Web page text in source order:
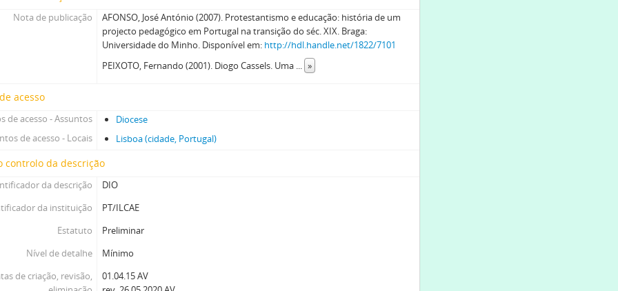
Nota de publicação
AFONSO, José António (2007). Protestantismo e educação: história de um
projecto pedagógico em Portugal na transição do séc. XIX. Braga:
Universidade do Minho. Disponível em: http://hdl.handle.net/1822/7101
PEIXOTO, Fernando (2001). Diogo Cassels. Uma ... »
acesso
de acesso - Assuntos
Diocese
de acesso - Locais
Lisboa (cidade, Portugal)
controlo da descrição
da descrição
DIO
da instituição
PT/ILCAE
Estatuto
Preliminar
Nível de detalhe
Mínimo
de criação, revisão,
01.04.15 AV